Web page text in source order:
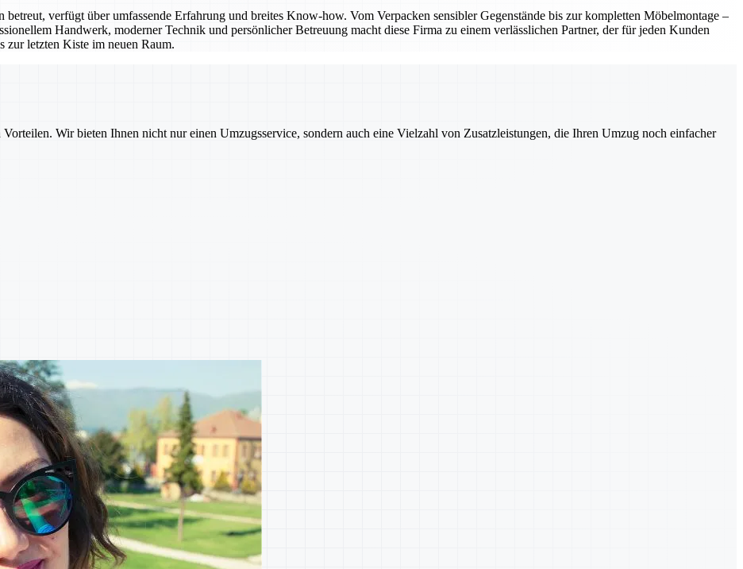
verfügt über umfassende Erfahrung und breites Know-how. Vom Verpacken sensibler Gegenstände bis zur kompletten Möbelmontage –
Handwerk, moderner Technik und persönlicher Betreuung macht diese Firma zu einem verlässlichen Partner, der für jeden Kunden
zur letzten Kiste im neuen Raum.
Wir bieten Ihnen nicht nur einen Umzugsservice, sondern auch eine Vielzahl von Zusatzleistungen, die Ihren Umzug noch einfacher